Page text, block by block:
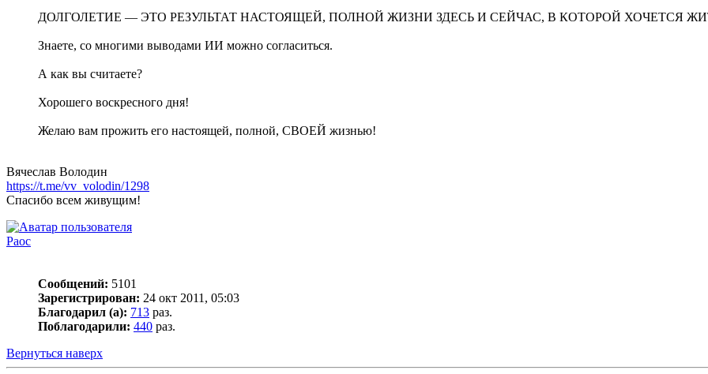
ДОЛГОЛЕТИЕ — ЭТО РЕЗУЛЬТАТ НАСТОЯЩЕЙ, ПОЛНОЙ ЖИЗНИ ЗДЕСЬ И СЕЙЧАС, В КОТОРОЙ ХОЧЕТСЯ
Знаете, со многими выводами ИИ можно согласиться.
А как вы считаете?
Хорошего воскресного дня!
Желаю вам прожить его настоящей, полной, СВОЕЙ жизнью!
Вячеслав Володин
https://t.me/vv_volodin/1298
Спасибо всем живущим!
Раос
Сообщений: 5101
Зарегистрирован: 24 окт 2011, 05:03
Благодарил (а): 713 раз.
Поблагодарили: 440 раз.
Вернуться наверх